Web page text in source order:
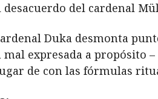
del cardenal
Duka desmonta
mal expresada a
de con las fórmulas